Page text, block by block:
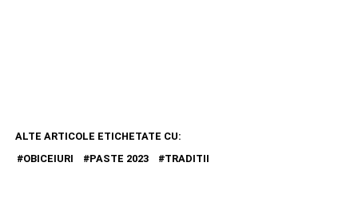
ALTE ARTICOLE ETICHETATE CU:
OBICEIURI
PASTE 2023 TRADITII